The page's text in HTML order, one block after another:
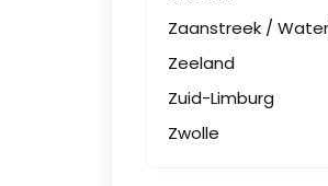
Zaanstreek /
Zeeland
Zuid-Limburg
Zwolle